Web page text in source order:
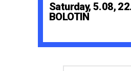
Saturday, 5.08,
BOLOTIN